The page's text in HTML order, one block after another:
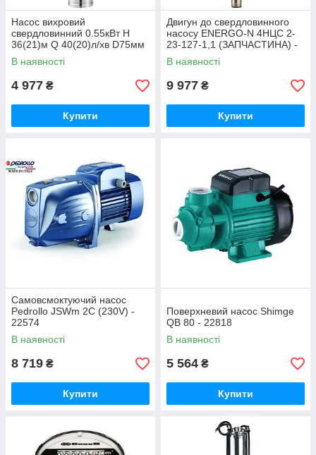
Насос вихровий
свердловинний 0.55кВт H
36(21)м Q 40(20)л/хв D75мм
AQUATICA (DONGYIN)
3SKm75 (777301) - 20051
В наявності
4 977 ₴
Купити
Двигун до свердловинного
насосу ENERGO-N 4НЦС 2-
23-127-1,1 (ЗАПЧАСТИНА) -
22561
В наявності
9 977 ₴
Купити
Самовсмоктуючий насос
Pedrollo JSWm 2C (230V) -
22574
В наявності
8 719 ₴
Купити
Поверхневий насос Shimge
QB 80 - 22818
В наявності
5 564 ₴
Купити